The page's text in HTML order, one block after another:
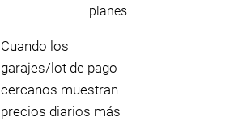
planes
Cuando los
garajes/lot de pago
cercanos muestran
precios diarios más